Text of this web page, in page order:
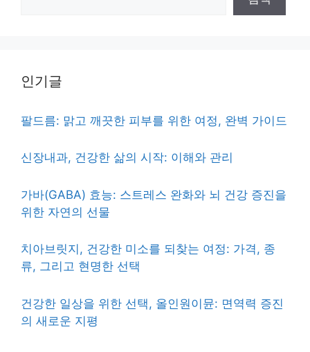
인기글
팔드름: 맑고 깨끗한 피부를 위한 여정, 완벽 가이드
신장내과, 건강한 삶의 시작: 이해와 관리
가바(GABA) 효능: 스트레스 완화와 뇌 건강 증진을
위한 자연의 선물
치아브릿지, 건강한 미소를 되찾는 여정: 가격, 종
류, 그리고 현명한 선택
건강한 일상을 위한 선택, 올인원이뮨: 면역력 증진
의 새로운 지평